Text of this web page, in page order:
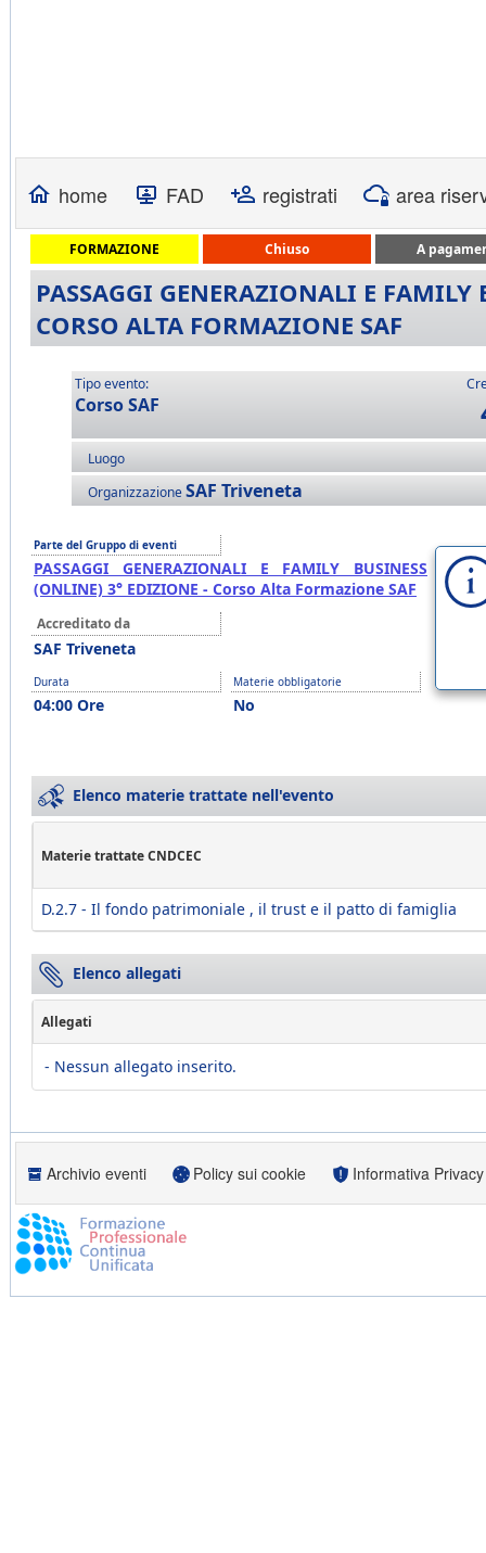
home FAD registrati area
FORMAZIONE Chiuso A
PASSAGGI GENERAZIONALI E
CORSO ALTA FORMAZIONE SAF
Tipo evento:
Corso SAF
Luogo
OrganizzazioneSAF Triveneta
Parte del Gruppo di eventi
PASSAGGI GENERAZIONALI E FAMILY BUSINESS
(ONLINE) 3° EDIZIONE - Corso Alta Formazione SAF
Accreditato da
SAF Triveneta
Durata
04:00 Ore
Materie obbligatorie
No
Elenco materie trattate nell'evento
Materie trattate CNDCEC
D.2.7 - Il fondo patrimoniale , il trust e il patto di famiglia
Elenco allegati
Allegati
- Nessun allegato inserito.
Archivio eventi Policy sui cookie Informativa Privacy